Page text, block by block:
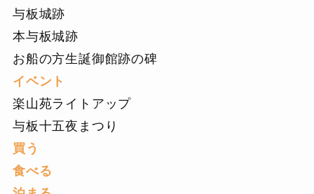
与板城跡
本与板城跡
お船の方生誕御館跡の碑
イベント
楽山苑ライトアップ
与板十五夜まつり
買う
食べる